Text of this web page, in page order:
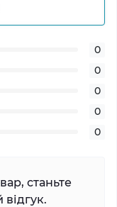
0
0
0
0
0
станьте